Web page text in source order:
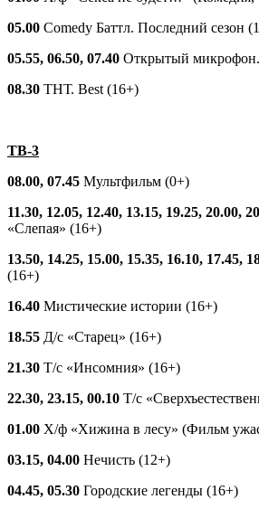
05.00 Comedy Баттл. Последний сезон
05.55, 06.50, 07.40 Открытый
08.30 ТНТ. Best (16+)
ТВ-3
08.00, 07.45 Мультфильм (0+)
11.30, 12.05, 12.40, 13.15, 19.25, 20.00,
«Слепая» (16+)
13.50, 14.25, 15.00, 15.35, 16.10, 17.45,
(16+)
16.40 Мистические истории (16+)
18.55 Д/с «Старец» (16+)
21.30 Т/с «Инсомния» (16+)
22.30, 23.15, 00.10 Т/с
01.00 Х/ф «Хижина в лесу» (Фильм
03.15, 04.00 Нечисть (12+)
04.45, 05.30 Городские легенды (16+)